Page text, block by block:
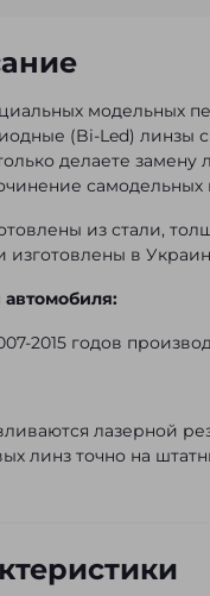
модельных
(Bi-Led) линзы
делаете
самодельных
из стали,
изготовлены в
2015 годов
лазерной
линз точно на